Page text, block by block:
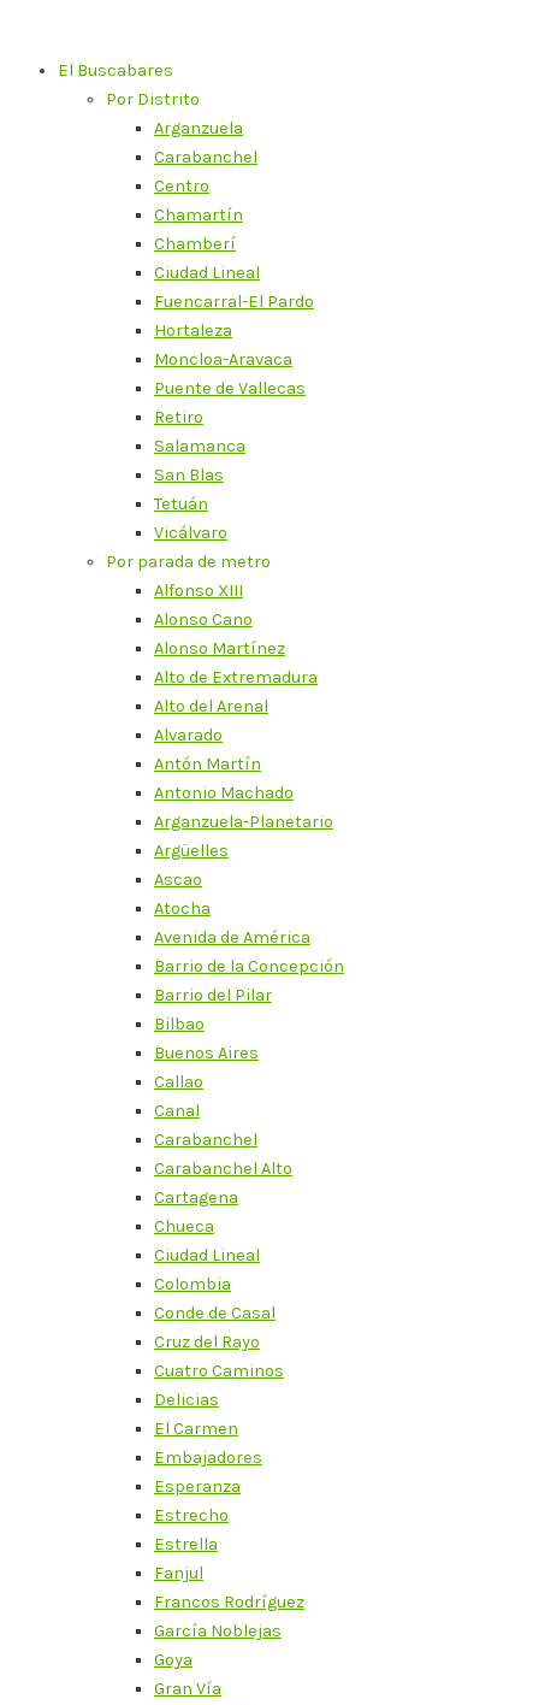
contenidoEl Buscabares
Por Distrito
Arganzuela
Carabanchel
Centro
Chamartín
Chamberí
Ciudad Lineal
Fuencarral-El Pardo
Hortaleza
Moncloa-Aravaca
Puente de Vallecas
Retiro
Salamanca
San Blas
Tetuán
Vicálvaro
Por parada de metro
Alfonso XIII
Alonso Cano
Alonso Martínez
Alto de Extremadura
Alto del Arenal
Alvarado
Antón Martín
Antonio Machado
Arganzuela-Planetario
Argüelles
Ascao
Atocha
Avenida de América
Barrio de la Concepción
Barrio del Pilar
Bilbao
Buenos Aires
Callao
Canal
Carabanchel
Carabanchel Alto
Cartagena
Chueca
Ciudad Lineal
Colombia
Conde de Casal
Cruz del Rayo
Cuatro Caminos
Delicias
El Carmen
Embajadores
Esperanza
Estrecho
Estrella
Fanjul
Francos Rodríguez
García Noblejas
Goya
Gran Vía